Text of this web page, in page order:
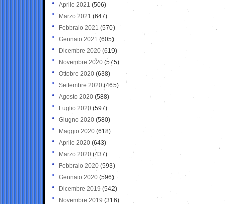
Aprile 2021 (506)
Marzo 2021 (647)
Febbraio 2021 (570)
Gennaio 2021 (605)
Dicembre 2020 (619)
Novembre 2020 (575)
Ottobre 2020 (638)
Settembre 2020(465)
Agosto 2020 (588)
Luglio 2020 (597)
Giugno 2020 (580)
Maggio 2020 (618)
Aprile 2020 (643)
Marzo 2020 (437)
Febbraio 2020 (593)
Gennaio 2020 (596)
Dicembre 2019 (542)
Novembre 2019 (316)